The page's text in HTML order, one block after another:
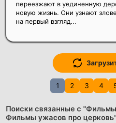
переезжают в уединенную
новую жизнь. Они узнают
на первый взгляд...
1 2 3 4
Поиски связанные с
Фильмы ужасов про церковь"